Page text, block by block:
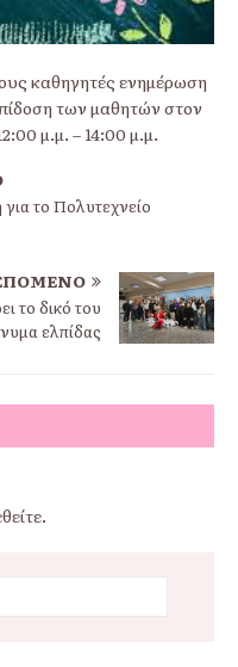
καθηγητές ενημέρωση
των μαθητών στον
μ.μ. – 14:00 μ.μ.
το Πολυτεχνείο
το δικό του
ελπίδας
.